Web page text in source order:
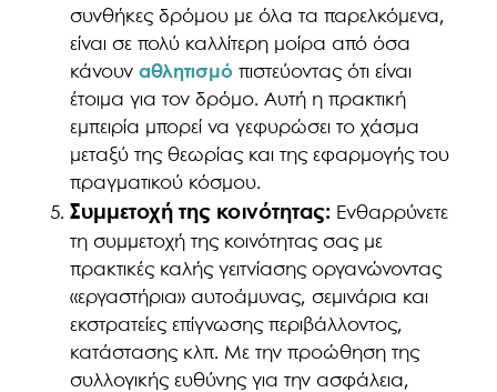
συνθήκες δρόμου με όλα τα παρελκόμενα,
είναι σε πολύ καλλίτερη μοίρα από όσα
κάνουναθλητισμό πιστεύοντας ότι είναι
έτοιμα για τον δρόμο. Αυτή η πρακτική
εμπειρία μπορεί να γεφυρώσει το χάσμα
μεταξύ της θεωρίας και της εφαρμογής του
πραγματικού κόσμου.
Συμμετοχή της κοινότητας: Ενθαρρύνετε
τη συμμετοχή της κοινότητας σας με
πρακτικές καλής γειτνίασης οργανώνοντας
«εργαστήρια» αυτοάμυνας, σεμινάρια και
εκστρατείες επίγνωσης περιβάλλοντος,
κατάστασης κλπ. Με την προώθηση της
συλλογικής ευθύνης για την ασφάλεια,